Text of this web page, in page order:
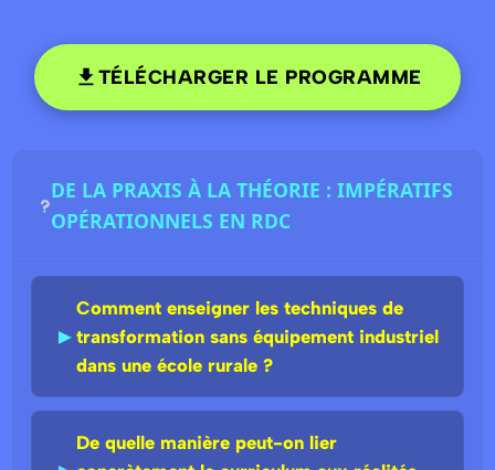
TÉLÉCHARGER LE PROGRAMME
DE LA PRAXIS À LA THÉORIE : IMPÉRATIFS
OPÉRATIONNELS EN RDC
►
Comment enseigner les techniques de
transformation sans équipement industriel
dans une école rurale ?
De quelle manière peut-on lier